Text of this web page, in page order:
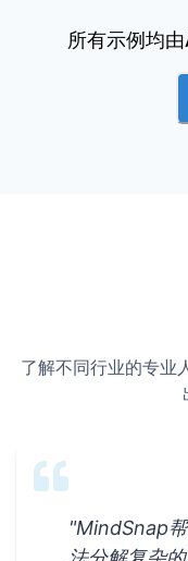
所有示例均
了解不同行业的专业
"MindSnap